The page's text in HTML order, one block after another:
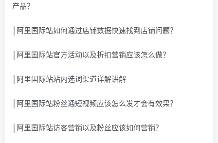
产品？
│阿里国际站如何通过店铺数据快速找到店铺问题？
│阿里国际站官方活动以及折扣营销应该怎么做？
│阿里国际站站内选词渠道详解讲解
│阿里国际站粉丝通短视频应该怎么发才会有效果？
│阿里国际站访客营销以及粉丝应该如何营销？